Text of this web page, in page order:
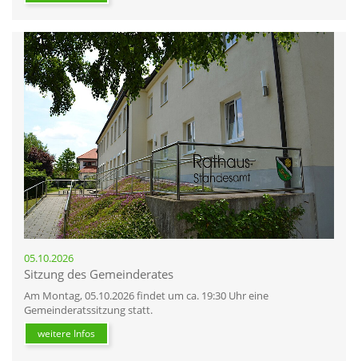
05.10.2026
Sitzung des Gemeinderates
Am Montag, 05.10.2026 findet um ca. 19:30 Uhr eine
Gemeinderatssitzung statt.
weitere Infos